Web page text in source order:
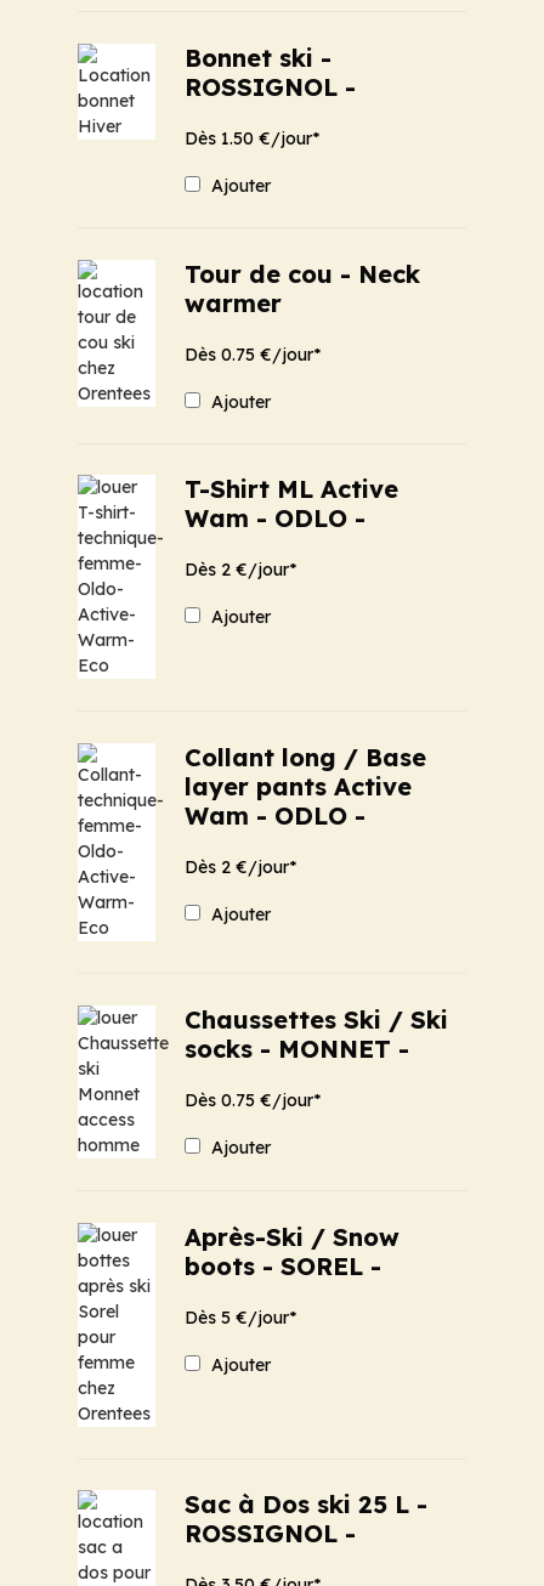
Bonnet ski -
ROSSIGNOL -
Dès 1.50 €/jour*
Ajouter
Tour de cou - Neck
warmer
Dès 0.75 €/jour*
Ajouter
T-Shirt ML Active
Wam - ODLO -
Dès 2 €/jour*
Ajouter
Collant long / Base
layer pants Active
Wam - ODLO -
Dès 2 €/jour*
Ajouter
Chaussettes Ski / Ski
socks - MONNET -
Dès 0.75 €/jour*
Ajouter
Après-Ski / Snow
boots - SOREL -
Dès 5 €/jour*
Ajouter
Sac à Dos ski 25 L -
ROSSIGNOL -